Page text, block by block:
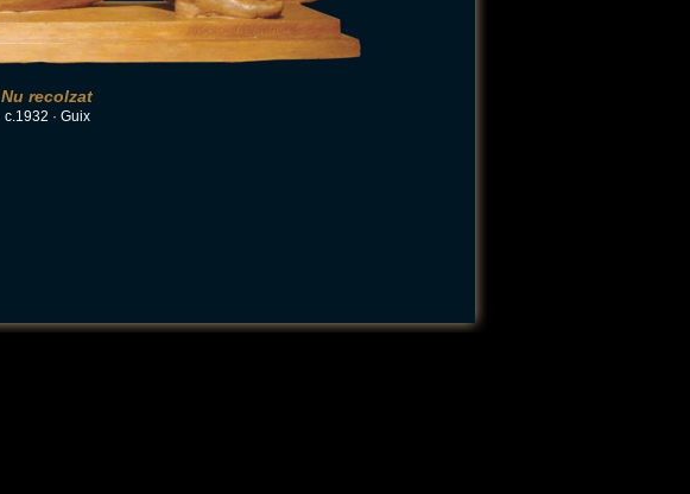
Nu recolzat
c.1932 · Guix